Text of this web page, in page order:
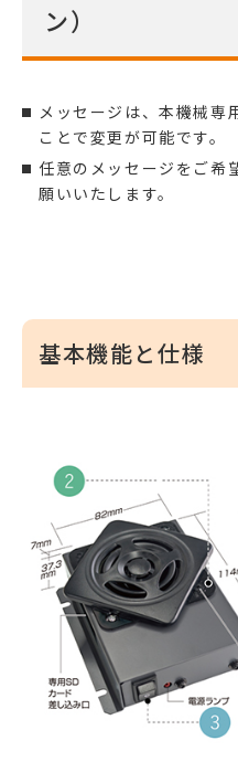
ン）
メッセージは、本機械専
ことで変更が可能です。
任意のメッセージをご希
願いいたします。
基本機能と仕様